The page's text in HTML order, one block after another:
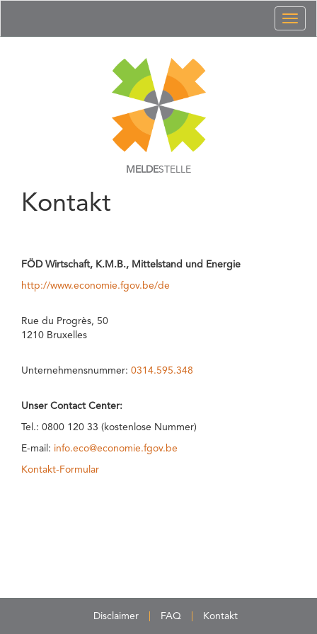
MELDESTELLE
Kontakt
FÖD Wirtschaft, K.M.B., Mittelstand und Energie
http://www.economie.fgov.be/de
Rue du Progrès, 50
1210 Bruxelles
Unternehmensnummer: 0314.595.348
Unser Contact Center:
Tel.: 0800 120 33 (kostenlose Nummer)
E-mail: info.eco@economie.fgov.be
Kontakt-Formular
Disclaimer FAQ Kontakt